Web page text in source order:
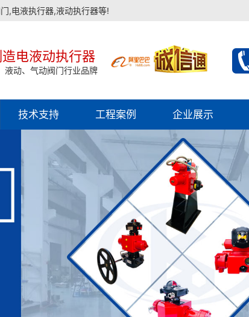
,电液执行器,液动执行器等!
电液动执行器
液动、气动阀门行业品牌
技术支持 工程案例 企业展示